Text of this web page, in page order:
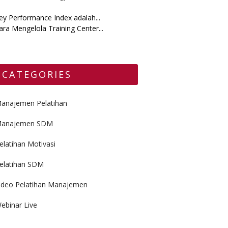
Performance Index adalah...
Mengelola Training Center...
CATEGORIES
Pelatihan
SDM
Motivasi
SDM
Pelatihan Manajemen
Live